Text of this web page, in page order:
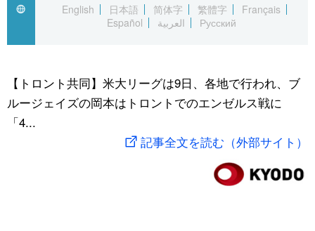
Русский
国際
文化
アーカイブ
Japan Data
動画/Live
スポーツ・東京2020
English
日本語 简体字 繁體字
Français
Español
العربية Русский
【トロント共同】米大リーグは9日、各地で行われ、ブ
ルージェイズの岡本はトロントでのエンゼルス戦に
「4...
記事全文を読む（外部サイト）